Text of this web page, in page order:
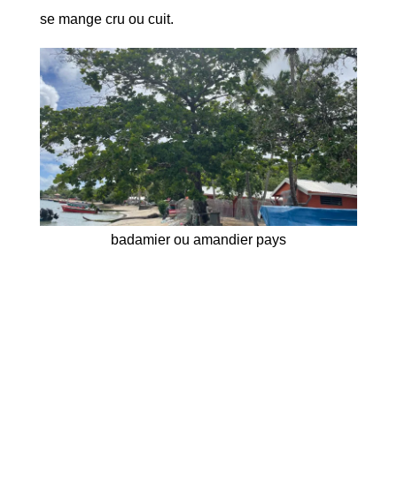
se mange cru ou cuit.
badamier ou amandier pays